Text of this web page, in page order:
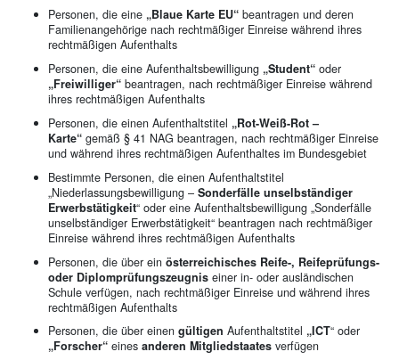
Personen, die eine „Blaue Karte EU“beantragen und deren
Familienangehörige nach rechtmäßiger Einreise während ihres
rechtmäßigen Aufenthalts
Personen, die eine Aufenthaltsbewilligung „Student“oder
„Freiwilliger“beantragen, nach rechtmäßiger Einreise während
ihres rechtmäßigen Aufenthalts
Personen, die einen Aufenthaltstitel „Rot-Weiß-Rot –
Karte“gemäß § 41 NAG beantragen, nach rechtmäßiger Einreise
und während ihres rechtmäßigen Aufenthaltes im Bundesgebiet
Bestimmte Personen, die einen Aufenthaltstitel
„Niederlassungsbewilligung – Sonderfälle unselbständiger
Erwerbstätigkeit“ oder eine Aufenthaltsbewilligung „Sonderfälle
unselbständiger Erwerbstätigkeit“ beantragen nach rechtmäßiger
Einreise während ihres rechtmäßigen Aufenthalts
Personen, die über ein österreichisches Reife-, Reifeprüfungs-
oder Diplomprüfungszeugniseiner in- oder ausländischen
Schule verfügen, nach rechtmäßiger Einreise und während ihres
rechtmäßigen Aufenthalts
Personen, die über einen gültigen Aufenthaltstitel „ICT“ oder
„Forscher“eines anderen Mitgliedstaatesverfügen